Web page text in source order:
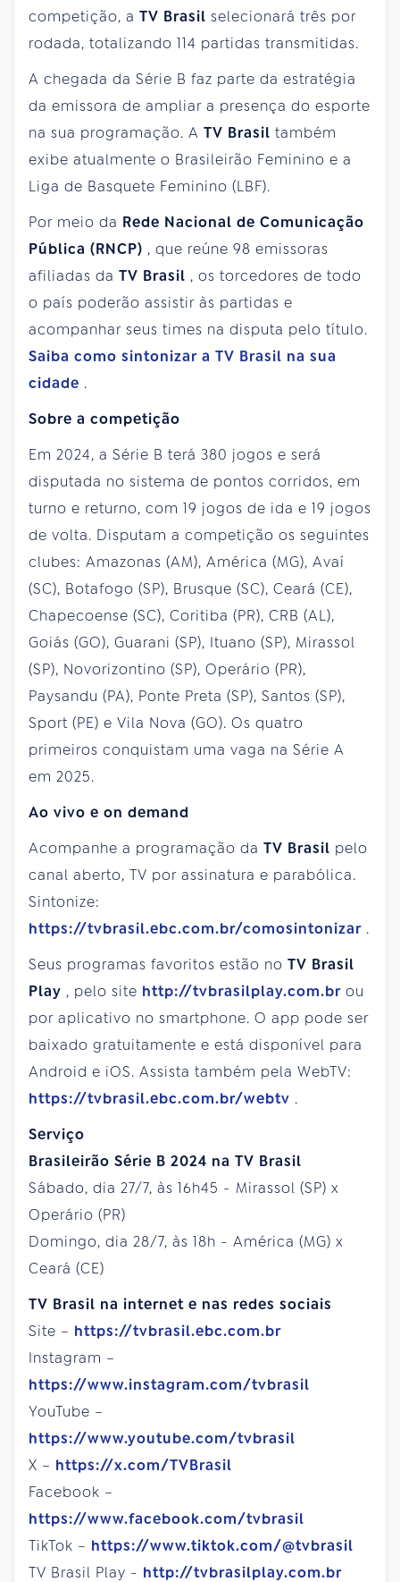
competição, a TV Brasil selecionará três por
rodada, totalizando 114 partidas transmitidas.
A chegada da Série B faz parte da estratégia
da emissora de ampliar a presença do esporte
na sua programação. A TV Brasil também
exibe atualmente o Brasileirão Feminino e a
Liga de Basquete Feminino (LBF).
Por meio da Rede Nacional de Comunicação
Pública (RNCP) , que reúne 98 emissoras
afiliadas da TV Brasil , os torcedores de todo
o país poderão assistir às partidas e
acompanhar seus times na disputa pelo título.
Saiba como sintonizar a TV Brasil na sua
cidade .
Sobre a competição
Em 2024, a Série B terá 380 jogos e será
disputada no sistema de pontos corridos, em
turno e returno, com 19 jogos de ida e 19 jogos
de volta. Disputam a competição os seguintes
clubes: Amazonas (AM), América (MG), Avaí
(SC), Botafogo (SP), Brusque (SC), Ceará (CE),
Chapecoense (SC), Coritiba (PR), CRB (AL),
Goiás (GO), Guarani (SP), Ituano (SP), Mirassol
(SP), Novorizontino (SP), Operário (PR),
Paysandu (PA), Ponte Preta (SP), Santos (SP),
Sport (PE) e Vila Nova (GO). Os quatro
primeiros conquistam uma vaga na Série A
em 2025.
Ao vivo e on demand
Acompanhe a programação da TV Brasil pelo
canal aberto, TV por assinatura e parabólica.
Sintonize:
https://tvbrasil.ebc.com.br/comosintonizar .
Seus programas favoritos estão no TV Brasil
Play , pelo site http://tvbrasilplay.com.br ou
por aplicativo no smartphone. O app pode ser
baixado gratuitamente e está disponível para
Android e iOS. Assista também pela WebTV:
https://tvbrasil.ebc.com.br/webtv .
Serviço
Brasileirão Série B 2024 na TV Brasil
Sábado, dia 27/7, às 16h45 - Mirassol (SP) x
Operário (PR)
Domingo, dia 28/7, às 18h - América (MG) x
Ceará (CE)
TV Brasil na internet e nas redes sociais
Site – https://tvbrasil.ebc.com.br
Instagram –
https://www.instagram.com/tvbrasil
YouTube –
https://www.youtube.com/tvbrasil
X – https://x.com/TVBrasil
Facebook –
https://www.facebook.com/tvbrasil
TikTok – https://www.tiktok.com/@tvbrasil
TV Brasil Play - http://tvbrasilplay.com.br